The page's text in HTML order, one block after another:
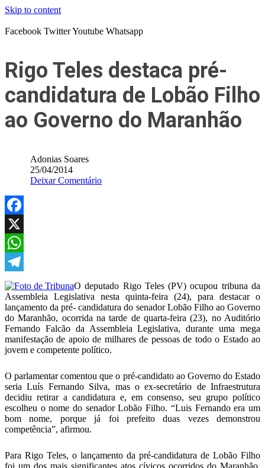
Skip to content
Facebook TwitterYoutube Whatsapp
Rigo Teles destaca pré-
candidatura de Lobão Filho
ao Governo do Maranhão
Adonias Soares
25/04/2014
Deixar Comentário
Facebook
X
WhatsApp
Telegram
O deputado Rigo Teles (PV) ocupou tribuna da
Assembleia Legislativa nesta quinta-feira (24), para destacar o
lançamento da pré- candidatura do senador Lobão Filho ao Governo
do Maranhão, ocorrida na tarde de quarta-feira (23), no Auditório
Fernando Falcão da Assembleia Legislativa, durante uma mega
manifestação de apoio de milhares de pessoas de todo o Estado ao
jovem e competente político.
O parlamentar comentou que o pré-candidato ao Governo do Estado
seria Luís Fernando Silva, mas o ex-secretário de Infraestrutura
decidiu retirar a candidatura e, em consenso, seu grupo político
escolheu o nome do senador Lobão Filho. “Luis Fernando era um
bom nome, porque já foi prefeito duas vezes demonstrou
competência”, afirmou.
Para Rigo Teles, o lançamento da pré-candidatura de Lobão Filho
foi um dos mais significantes atos cívicos ocorridos do Maranhão,